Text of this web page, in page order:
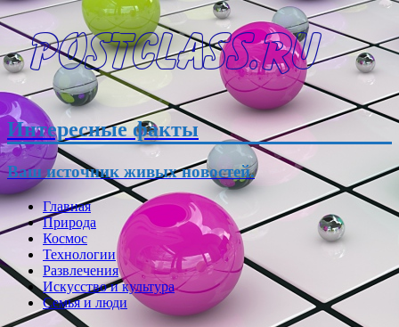
Интересные факты
Ваш источник живых новостей.
Главная
Природа
Космос
Технологии
Развлечения
Искусство и культура
Семья и люди